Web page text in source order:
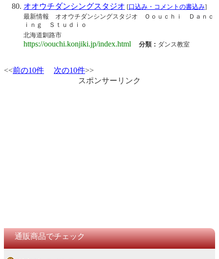
オオウチダンシングスタジオ [口込み・コメントの書込み]
最新情報 オオウチダンシングスタジオ Ｏｏｕｃｈｉ Ｄａｎｃ
ｉｎｇ Ｓｔｕｄｉｏ
北海道釧路市
https://oouchi.konjiki.jp/index.html 分類： ダンス教室
<<前の10件 次の10件>>
スポンサーリンク
通販商品でチェック